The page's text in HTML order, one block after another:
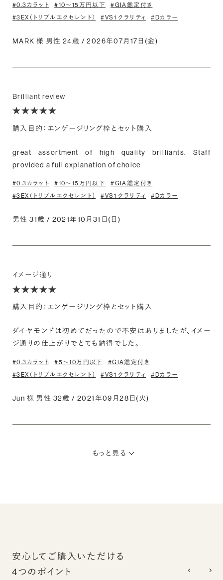
#0.3カラット #10〜15万円以下
#GIA鑑定付き
#3EX（トリプルエクセレント）
#VS1 クラリティ #Dカラー
MARK 様 男性 24歳 / 2026年07月17日(金)
Brilliant review
購入目的：エンゲージリング枠とセット購入
great assortment of high quality brilliants. Staff
provided a full explanation of choice
#0.3カラット #10〜15万円以下
#GIA鑑定付き
#3EX（トリプルエクセレント）
#VS1 クラリティ #Dカラー
男性 31歳 / 2021年10月31日(日)
イメージ通り
購入目的：エンゲージリング枠とセット購入
ダイヤモンドは初めてだったので不安はありましたが、イメー
ジ通りの仕上がりでとても納得でした。
#0.3カラット #5〜10万円以下
#GIA鑑定付き
#3EX（トリプルエクセレント）
#VS1 クラリティ #Dカラー
Jun 様 男性 32歳 / 2021年09月28日(火)
もっと見る
安心してご購入いただける
4つのポイント